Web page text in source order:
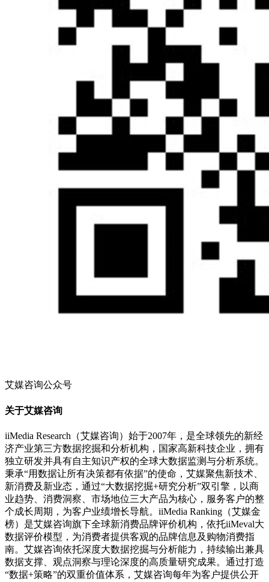
艾媒咨询公众号
关于艾媒咨询
iiMedia Research（艾媒咨询）始于2007年，是全球领先的新经
济产业第三方数据挖掘和分析机构，国家高新科技企业，拥有
独立研发并具有自主知识产权的全球大数据监测与分析系统。
秉承“用数据让所有决策都有依据”的使命，艾媒聚焦新技术、
新消费及新业态，通过“大数据挖掘+研究分析”双引擎，以商
业趋势、消费洞察、市场地位三大产品为核心，服务客户的整
个成长周期，为客户业绩增长导航。iiMedia Ranking（艾媒金
榜）是艾媒咨询旗下全球新消费品牌评价机构，依托iiMeval大
数据评价模型，为消费者提供客观的品牌信息及购物消费指
南。艾媒咨询依托深度大数据挖掘与分析能力，持续输出兼具
数据支撑、观点洞察与理论深度的高质量研究成果。通过打造
“数据+策略”的双重价值体系，艾媒咨询每年为客户提供公开